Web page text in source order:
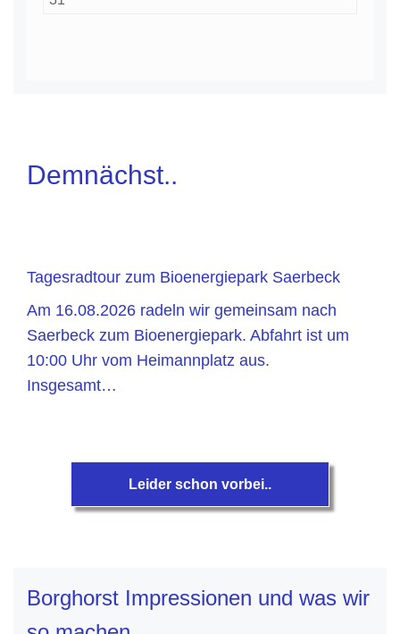
Demnächst..
Tagesradtour zum Bioenergiepark Saerbeck
Am 16.08.2026 radeln wir gemeinsam nach
Saerbeck zum Bioenergiepark. Abfahrt ist um
10:00 Uhr vom Heimannplatz aus.
Insgesamt…
Leider schon vorbei..
Borghorst Impressionen und was wir